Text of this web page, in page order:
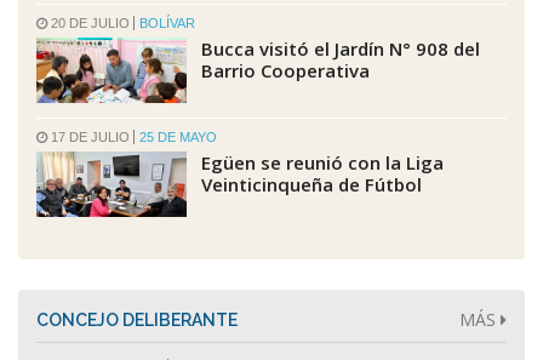
20 DE JULIO BOLÍVAR
Bucca visitó el Jardín N° 908 del
Barrio Cooperativa
17 DE JULIO 25 DE MAYO
Egüen se reunió con la Liga
Veinticinqueña de Fútbol
CONCEJO DELIBERANTE MÁS